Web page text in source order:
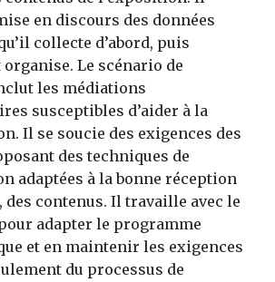
en discours des données
collecte d’abord, puis
Le scénario de
les médiations
susceptibles d’aider à la
Il se soucie des exigences des
des techniques de
adaptées à la bonne réception
des contenus. Il travaille avec le
adapter le programme
et en maintenir les exigences
du processus de